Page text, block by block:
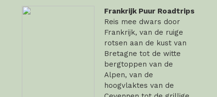
Frankrijk Puur Roadtrips
Reis mee dwars door
Frankrijk, van de ruige
rotsen aan de kust van
Bretagne tot de witte
bergtoppen van de
Alpen, van de
hoogvlaktes van de